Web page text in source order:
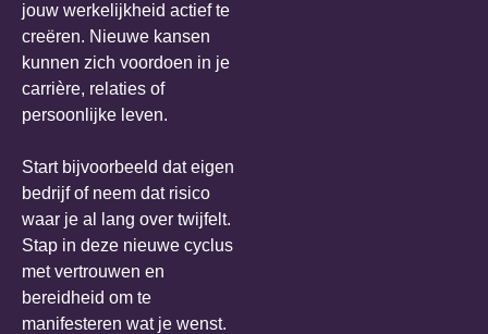
jouw werkelijkheid actief te
creëren. Nieuwe kansen
kunnen zich voordoen in je
carrière, relaties of
persoonlijke leven.
Start bijvoorbeeld dat eigen
bedrijf of neem dat risico
waar je al lang over twijfelt.
Stap in deze nieuwe cyclus
met vertrouwen en
bereidheid om te
manifesteren wat je wenst.